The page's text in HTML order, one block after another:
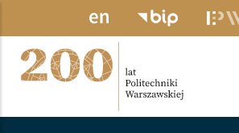
Przejdź do treści